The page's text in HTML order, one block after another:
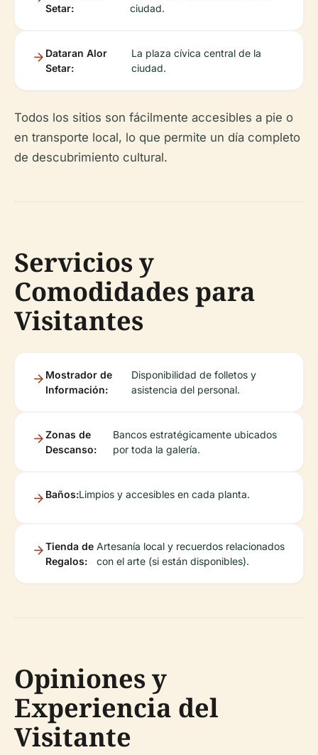
Setar:
ciudad.
Dataran Alor
Setar:
La plaza cívica central de la
ciudad.
Todos los sitios son fácilmente accesibles a pie o
en transporte local, lo que permite un día completo
de descubrimiento cultural.
Servicios y
Comodidades para
Visitantes
Mostrador de
Información:
Disponibilidad de folletos y
asistencia del personal.
Zonas de
Descanso:
Bancos estratégicamente ubicados
por toda la galería.
Baños:Limpios y accesibles en cada planta.
Tienda de
Regalos:
Artesanía local y recuerdos relacionados
con el arte (si están disponibles).
Opiniones y
Experiencia del
Visitante